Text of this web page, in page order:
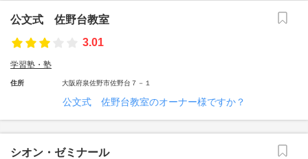
公文式 佐野台教室
3.01
学習塾・塾
住所 大阪府泉佐野市佐野台７－１
公文式 佐野台教室のオーナー様ですか？
シオン・ゼミナール